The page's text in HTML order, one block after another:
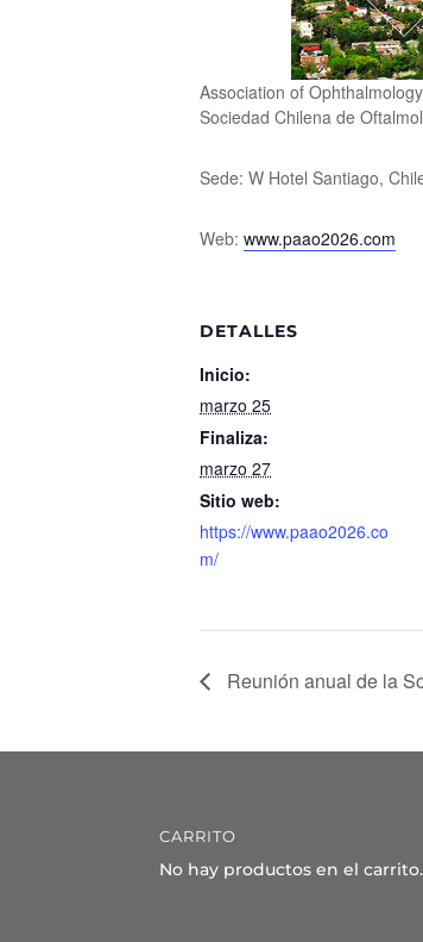
Association of
Sociedad Chilena de
Sede: W Hotel Santiago,
Web: www.paao2026.com
DETALLES
Inicio:
marzo 25
Finaliza:
marzo 27
Sitio web:
https://www.paao2026.co
m/
Reunión anual de la
CARRITO
No hay productos en el carrito.